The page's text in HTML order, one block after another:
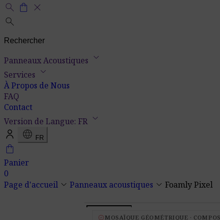
search shopping_bag close
search
Panneaux Acoustiques keyboard_arrow_down
Services keyboard_arrow_down
À Propos de Nous
FAQ
Contact
Version de Langue: FR keyboard_arrow_down
language FR
shopping_bag
Panier
0
Page d'accueil keyboard_arrow_down Panneaux acoustiques keyboard_arrow_down Foamly Pixel
verified MOSAÏQUE GÉOMÉTRIQUE ·